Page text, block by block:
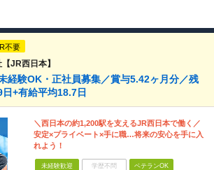
不要
JR西日本】
経験OK・正社員募集／賞与5.42ヶ月分／残
+有給平均18.7日
＼西日本の約1,200駅を支えるJR西日本で働く／
安定×プライベート×手に職…将来の安心を手に入
れよう！
未経験歓迎 学歴不問 ベテランOK